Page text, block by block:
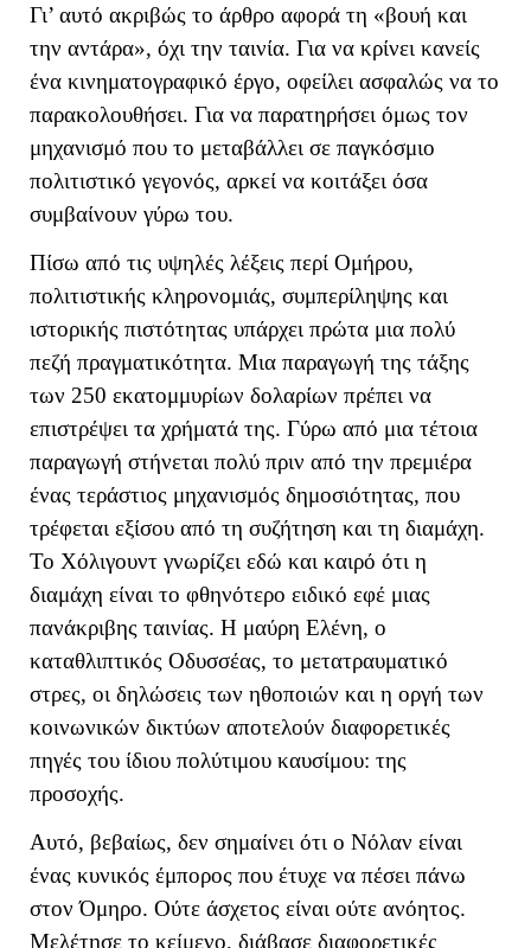
Γι’ αυτό ακριβώς το άρθρο αφορά τη «βουή και
την αντάρα», όχι την ταινία. Για να κρίνει κανείς
ένα κινηματογραφικό έργο, οφείλει ασφαλώς να το
παρακολουθήσει. Για να παρατηρήσει όμως τον
μηχανισμό που το μεταβάλλει σε παγκόσμιο
πολιτιστικό γεγονός, αρκεί να κοιτάξει όσα
συμβαίνουν γύρω του.
Πίσω από τις υψηλές λέξεις περί Ομήρου,
πολιτιστικής κληρονομιάς, συμπερίληψης και
ιστορικής πιστότητας υπάρχει πρώτα μια πολύ
πεζή πραγματικότητα. Μια παραγωγή της τάξης
των 250 εκατομμυρίων δολαρίων πρέπει να
επιστρέψει τα χρήματά της. Γύρω από μια τέτοια
παραγωγή στήνεται πολύ πριν από την πρεμιέρα
ένας τεράστιος μηχανισμός δημοσιότητας, που
τρέφεται εξίσου από τη συζήτηση και τη διαμάχη.
Το Χόλιγουντ γνωρίζει εδώ και καιρό ότι η
διαμάχη είναι το φθηνότερο ειδικό εφέ μιας
πανάκριβης ταινίας. Η μαύρη Ελένη, ο
καταθλιπτικός Οδυσσέας, το μετατραυματικό
στρες, οι δηλώσεις των ηθοποιών και η οργή των
κοινωνικών δικτύων αποτελούν διαφορετικές
πηγές του ίδιου πολύτιμου καυσίμου: της
προσοχής.
Αυτό, βεβαίως, δεν σημαίνει ότι ο Νόλαν είναι
ένας κυνικός έμπορος που έτυχε να πέσει πάνω
στον Όμηρο. Ούτε άσχετος είναι ούτε ανόητος.
Μελέτησε το κείμενο, διάβασε διαφορετικές